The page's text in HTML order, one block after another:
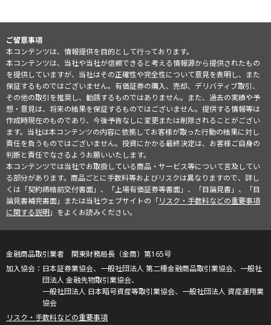
ご留意事項
本コンテンツは、情報提供を目的として行っております。
本コンテンツは、当社や当社が信頼できると考える情報源から提供されたもの
を提供していますが、当社はその正確性や完全性について意見を表明し、また
保証するものではございません。有価証券の購入、売却、デリバティブ取引、
その他の取引を推奨し、勧誘するものではありません。また、過去の実績や予
想・意見は、将来の結果を保証するものではございません。提供する情報等は
作成時現在のものであり、今後予告なしに変更または削除されることがござい
ます。当社は本コンテンツの内容に依拠してお客様が取った行動の結果に対し
責任を負うものではございません。投資にかかる最終決定は、お客様ご自身の
判断と責任でなさるようお願いいたします。
本コンテンツでは当社でお取扱している商品・サービス等について言及してい
る部分があります。商品ごとに手数料等およびリスクは異なりますので、詳し
くは「契約締結前交付書面」、「上場有価証券等書面」、「目論見書」、「目
論見書補完書面」または当社ウェブサイトの「リスク・手数料などの重要事項
に関する説明」をよくお読みください。
金融商品取引業者 関東財務局長（金商）第165号
日本証券業協会、一般社団法人 第二種金融商品取引業協会、一般社
団法人 金融先物取引業協会、
一般社団法人 日本暗号資産等取引業協会、一般社団法人 資産運用業
協会
リスク・手数料などの重要事項